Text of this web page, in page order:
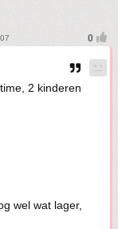
2 kinderen
wel wat lager,